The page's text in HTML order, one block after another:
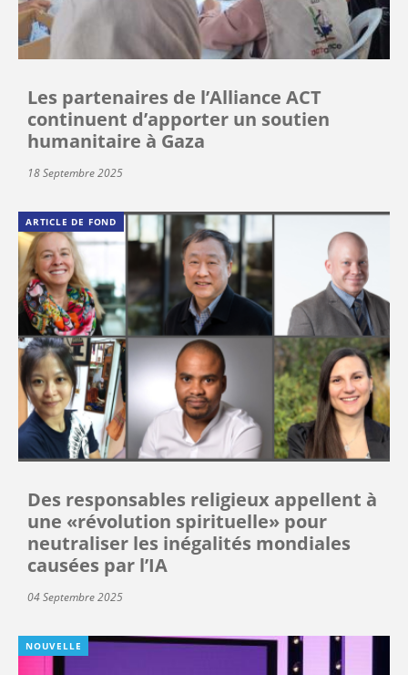
Les partenaires de l’Alliance ACT
continuent d’apporter un soutien
humanitaire à Gaza
18 Septembre 2025
ARTICLE DE FOND
Des responsables religieux appellent à
une «révolution spirituelle» pour
neutraliser les inégalités mondiales
causées par l’IA
04 Septembre 2025
NOUVELLE